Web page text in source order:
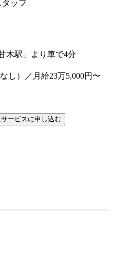
ッフ
木駅」より車で4分
し）／月給23万5,000円〜
ービスに申し込む